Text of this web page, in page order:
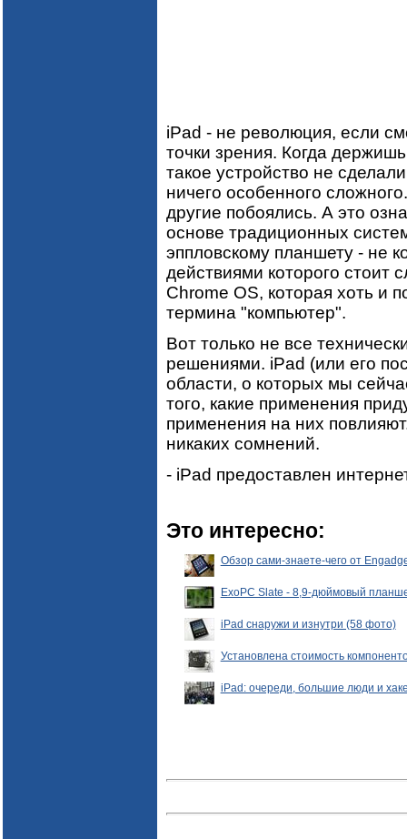
iPad - не революция, если
точки зрения. Когда
такое устройство не
ничего особенного
другие побоялись. А это
основе традиционных
эппловскому планшету - не
действиями которого стоит
Chrome OS, которая хоть и
термина "компьютер".
Вот только не все
решениями. iPad (или его
области, о которых мы
того, какие применения
применения на них
никаких сомнений.
- iPad предоставлен
Это интересно:
Обзор сами-знаете-чего от
ExoPC Slate - 8,9-дюймовый
iPad снаружи и изнутри (58 фото)
Установлена стоимость
iPad: очереди, большие люди и